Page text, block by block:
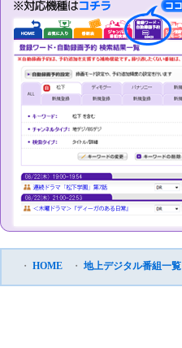
・ HOME ・ 地上デジタル番組一覧